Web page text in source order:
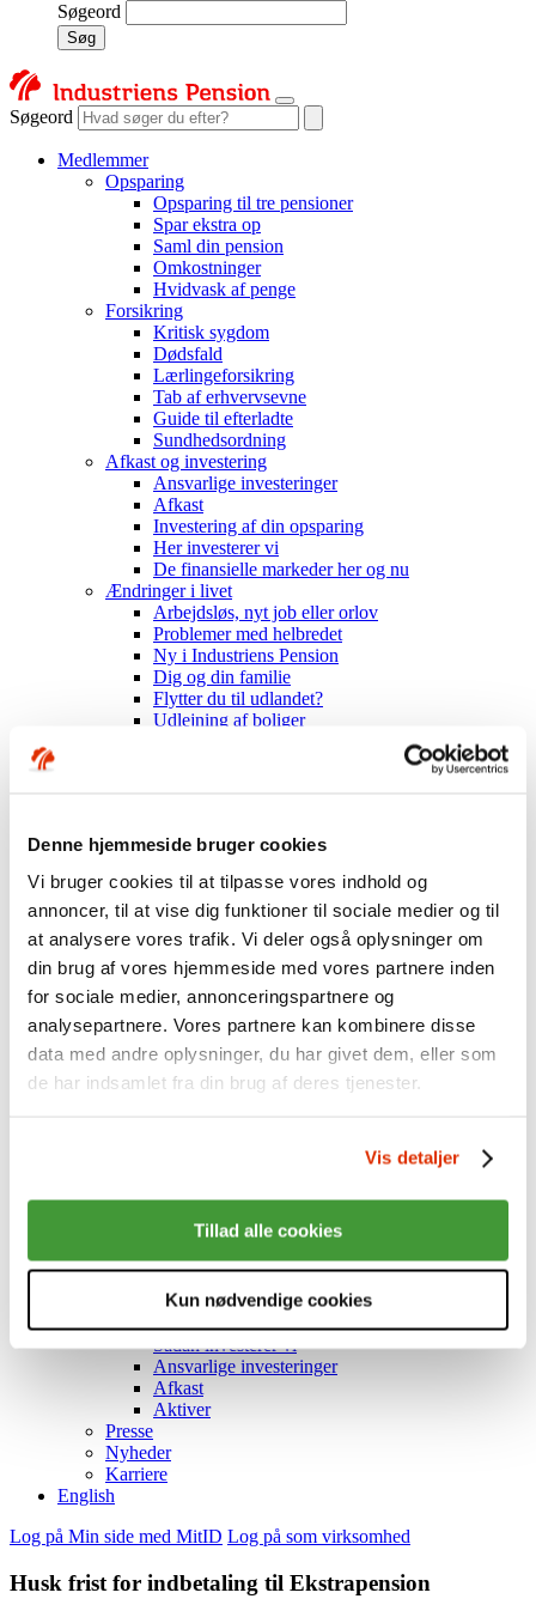
Denne hjemmeside bruger cookies
Vi bruger cookies til at tilpasse vores indhold og
annoncer, til at vise dig funktioner til sociale medier og til
at analysere vores trafik. Vi deler også oplysninger om
din brug af vores hjemmeside med vores partnere inden
for sociale medier, annonceringspartnere og
analysepartnere. Vores partnere kan kombinere disse
data med andre oplysninger, du har givet dem, eller som
de har indsamlet fra din brug af deres tjenester.
Vis detaljer
Tillad alle cookies
Kun nødvendige cookies
Søgeord
Søg
Søgeord
Medlemmer
Opsparing
Opsparing til tre pensioner
Spar ekstra op
Saml din pension
Omkostninger
Hvidvask af penge
Forsikring
Kritisk sygdom
Dødsfald
Lærlingeforsikring
Tab af erhvervsevne
Guide til efterladte
Sundhedsordning
Afkast og investering
Ansvarlige investeringer
Afkast
Investering af din opsparing
Her investerer vi
De finansielle markeder her og nu
Ændringer i livet
Arbejdsløs, nyt job eller orlov
Problemer med helbredet
Ny i Industriens Pension
Dig og din familie
Flytter du til udlandet?
Udlejning af boliger
Sundhedsordning+ til pensionister
Virksomheder
Alt om indberetning
Sådan gør I
Særlige grupper - fx lærlinge
Virksomhedsvejledninger
Hvis noget går galt
Overenskomster og koder
Om ordningen
Hent materiale
Mest muligt til medarbejderne
Sundhedsordning
Mission, vision, værdier
Nøgletal
Historien om Industriens Pension
Investeringer
Sådan investerer vi
Ansvarlige investeringer
Afkast
Aktiver
Presse
Nyheder
Karriere
English
Log på Min side med MitID Log på som virksomhed
Husk frist for indbetaling til Ekstrapension